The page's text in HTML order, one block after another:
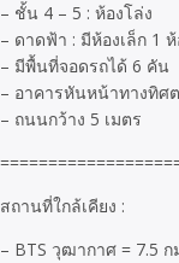
– ชั้น 4 – 5 : ห้องโล่ง
– ดาดฟ้า : มีห้องเล็ก 1
– มีพื้นที่จอดรถได้ 6 คัน
– อาคารหันหน้าทางทิศ
– ถนนกว้าง 5 เมตร
สถานที่ใกล้เคียง :
– BTS วุฒากาศ = 7.5 ก